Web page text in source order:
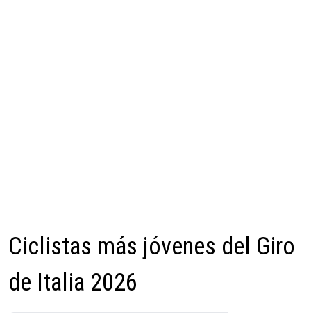
Ciclistas más jóvenes del Giro
de Italia 2026